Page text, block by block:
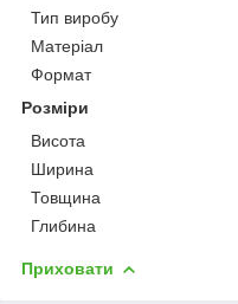
Тип виробу
Матеріал
Формат
Розміри
Висота
Ширина
Товщина
Глибина
Приховати